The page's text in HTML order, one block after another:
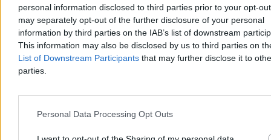
personal information disclosed to third parties prior to your opt-
may separately opt-out of the further disclosure of your personal
information by third parties on the IAB’s list of downstream
This information may also be disclosed by us to third parties on
List of Downstream Participants that may further disclose it to
parties.
Personal Data Processing Opt Outs
Kraj